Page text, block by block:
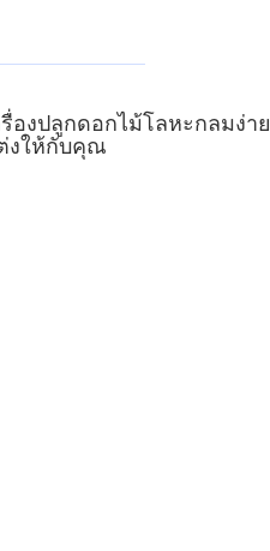
รื่องปลูกดอกไม้โลหะกลมง่าย
งให้กับคุณ